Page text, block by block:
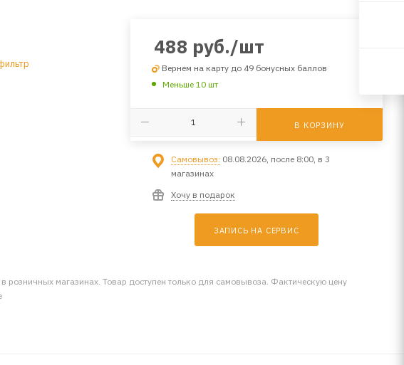
488 руб./шт
Вернем на карту до 49 бонусных баллов
Меньше 10 шт
В КОРЗИНУ
Самовывоз: 08.08.2026, после 8:00, в 3
магазинах
Хочу в подарок
ЗАПИСЬ НА СЕРВИС
в розничных магазинах. Товар доступен только для самовывоза. Фактическую цену